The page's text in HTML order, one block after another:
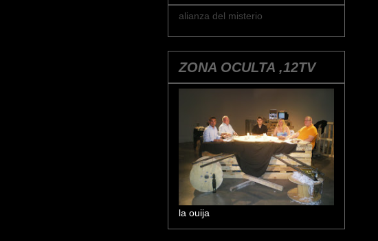
alianza del misterio
ZONA OCULTA ,12TV
la ouija